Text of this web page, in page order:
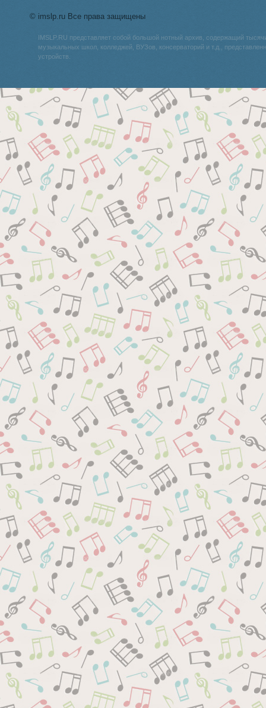
© imslp.ru Все права защищены
IMSLP.RU представляет собой большой нотный архив, содержащий
музыкальных школ, колледжей, ВУЗов, консерваторий и т.д.,
устройств.